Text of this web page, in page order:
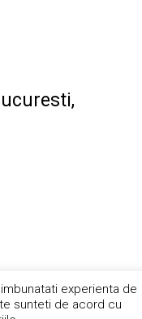
experienta de
sunteti de acord cu